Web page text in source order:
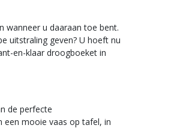
wanneer u daaraan toe bent.
uitstraling geven? U hoeft nu
en-klaar droogboeket in
de perfecte
een mooie vaas op tafel, in